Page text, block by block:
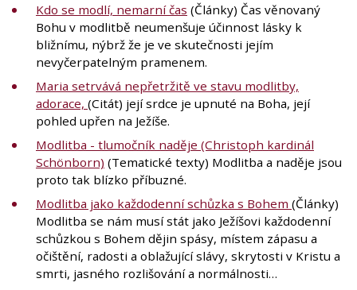
Kdo se modlí, nemarní čas (Články) Čas věnovaný
Bohu v modlitbě neumenšuje účinnost lásky k
bližnímu, nýbrž že je ve skutečnosti jejím
nevyčerpatelným pramenem.
Maria setrvává nepřetržitě ve stavu modlitby,
adorace, (Citát) její srdce je upnuté na Boha, její
pohled upřen na Ježíše.
Modlitba - tlumočník naděje (Christoph kardinál
Schönborn) (Tematické texty) Modlitba a naděje jsou
proto tak blízko příbuzné.
Modlitba jako každodenní schůzka s Bohem (Články)
Modlitba se nám musí stát jako Ježíšovi každodenní
schůzkou s Bohem dějin spásy, místem zápasu a
očištění, radosti a oblažující slávy, skrytosti v Kristu a
smrti, jasného rozlišování a normálnosti…